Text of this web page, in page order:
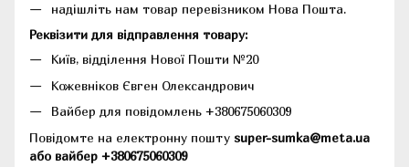
надішліть нам товар перевізником Нова Пошта.
Реквізити для відправлення товару:
Київ, відділення Нової Пошти №20
Кожевніков Євген Олександрович
Вайбер для повідомлень +380675060309
Повідомте на електронну пошту super-sumka@meta.ua
або вайбер +380675060309